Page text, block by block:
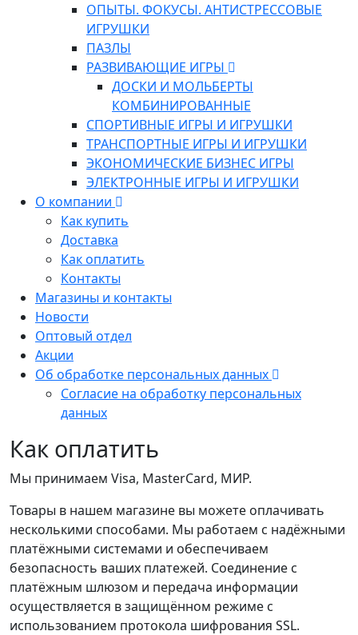
Как оплатить
Мы принимаем Visa, MasterCard, МИР.
Товары в нашем магазине вы можете оплачивать
несколькими способами. Мы работаем с надёжными
платёжными системами и обеспечиваем
безопасность ваших платежей. Соединение с
платёжным шлюзом и передача информации
осуществляется в защищённом режиме с
использованием протокола шифрования SSL.
ОПЫТЫ. ФОКУСЫ. АНТИСТРЕССОВЫЕ
ИГРУШКИ
ПАЗЛЫ
РАЗВИВАЮЩИЕ ИГРЫ
ДОСКИ И МОЛЬБЕРТЫ
КОМБИНИРОВАННЫЕ
СПОРТИВНЫЕ ИГРЫ И ИГРУШКИ
ТРАНСПОРТНЫЕ ИГРЫ И ИГРУШКИ
ЭКОНОМИЧЕСКИЕ БИЗНЕС ИГРЫ
ЭЛЕКТРОННЫЕ ИГРЫ И ИГРУШКИ
О компании
Как купить
Доставка
Как оплатить
Контакты
Магазины и контакты
Новости
Оптовый отдел
Акции
Об обработке персональных данных
Согласие на обработку персональных
данных